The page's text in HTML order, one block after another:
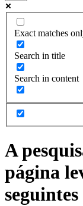
Exact matches
Search in title
Search in content
A
página